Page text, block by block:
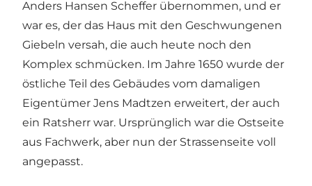
Anders Hansen Scheffer übernommen, und er
war es, der das Haus mit den Geschwungenen
Giebeln versah, die auch heute noch den
Komplex schmücken. Im Jahre 1650 wurde der
östliche Teil des Gebäudes vom damaligen
Eigentümer Jens Madtzen erweitert, der auch
ein Ratsherr war. Ursprünglich war die Ostseite
aus Fachwerk, aber nun der Strassenseite voll
angepasst.